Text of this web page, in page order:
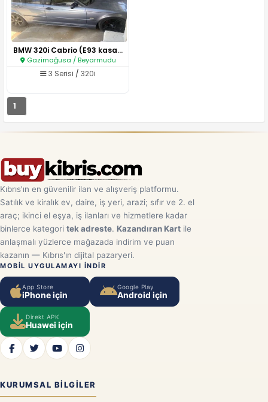
BMW 320i Cabrio (E93 kasa)..
Gazimağusa / Beyarmudu
3 Serisi / 320i
1
Kıbrıs'ın en güvenilir ilan ve alışveriş platformu.
Satılık ve kiralık ev, daire, iş yeri, arazi; sıfır ve 2. el
araç; ikinci el eşya, iş ilanları ve hizmetlere kadar
binlerce kategori tek adreste. Kazandıran Kart ile
anlaşmalı yüzlerce mağazada indirim ve puan
kazanın — Kıbrıs'ın dijital pazaryeri.
MOBIL UYGULAMAYI INDIR
App Store
iPhone için
Google Play
Android için
Direkt APK
Huawei için
KURUMSAL BILGILER